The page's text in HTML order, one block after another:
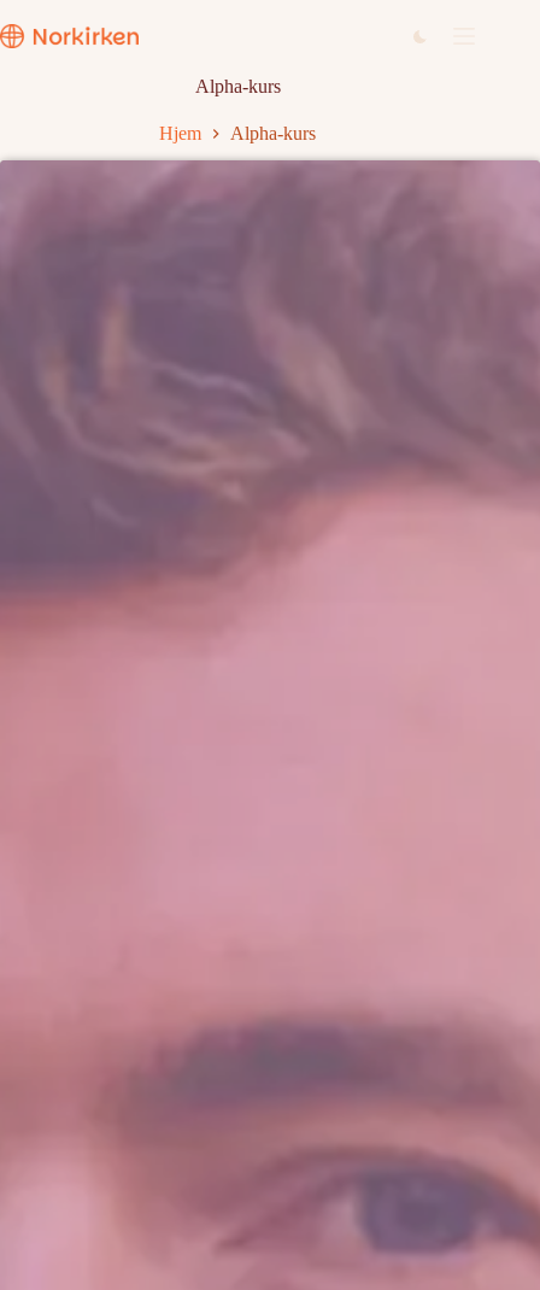
til
innholdet
Alpha-kurs
Hjem Alpha-kurs